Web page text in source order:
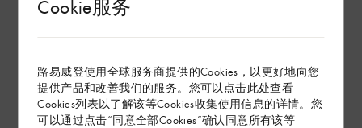
Cookie服务
路易威登使用全球服务商提供的Cookies，以更好地向您
提供产品和改善我们的服务。您可以点击此处查看
Cookies列表以了解该等Cookies收集使用信息的详情。您
可以通过点击“同意全部Cookies”确认同意所有该等